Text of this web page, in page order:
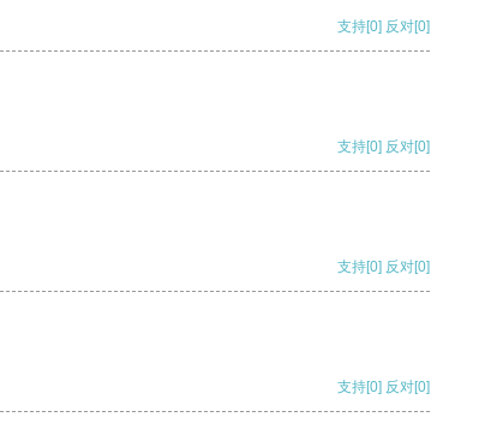
支持[0] 反对[0]
支持[0] 反对[0]
支持[0] 反对[0]
支持[0] 反对[0]